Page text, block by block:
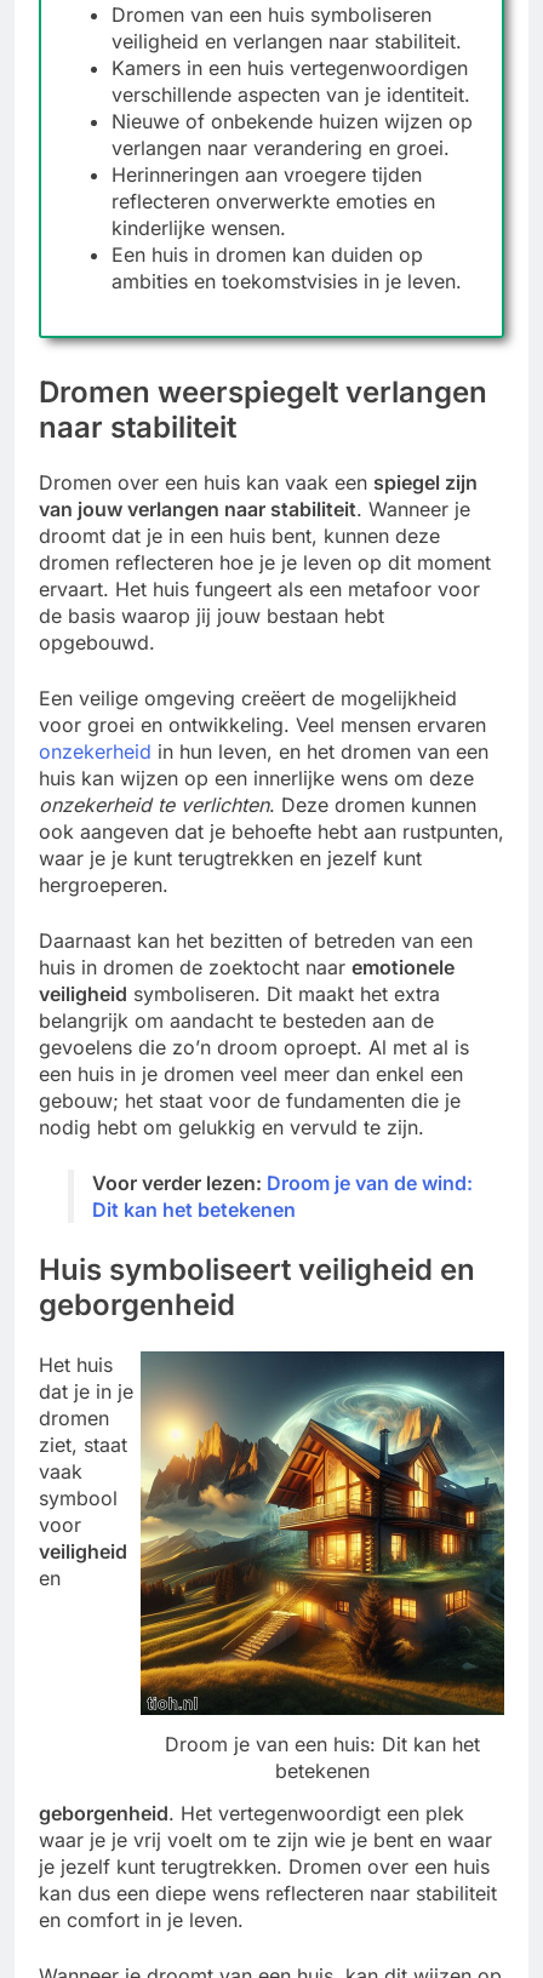
Dromen van een huis symboliseren
veiligheid en verlangen naar stabiliteit.
Kamers in een huis vertegenwoordigen
verschillende aspecten van je identiteit.
Nieuwe of onbekende huizen wijzen op
verlangen naar verandering en groei.
Herinneringen aan vroegere tijden
reflecteren onverwerkte emoties en
kinderlijke wensen.
Een huis in dromen kan duiden op
ambities en toekomstvisies in je leven.
Dromen weerspiegelt verlangen
naar stabiliteit
Dromen over een huis kan vaak een spiegel zijn
van jouw verlangen naar stabiliteit. Wanneer je
droomt dat je in een huis bent, kunnen deze
dromen reflecteren hoe je je leven op dit moment
ervaart. Het huis fungeert als een metafoor voor
de basis waarop jij jouw bestaan hebt
opgebouwd.
Een veilige omgeving creëert de mogelijkheid
voor groei en ontwikkeling. Veel mensen ervaren
onzekerheid in hun leven, en het dromen van een
huis kan wijzen op een innerlijke wens om deze
onzekerheid te verlichten. Deze dromen kunnen
ook aangeven dat je behoefte hebt aan rustpunten,
waar je je kunt terugtrekken en jezelf kunt
hergroeperen.
Daarnaast kan het bezitten of betreden van een
huis in dromen de zoektocht naar emotionele
veiligheid symboliseren. Dit maakt het extra
belangrijk om aandacht te besteden aan de
gevoelens die zo’n droom oproept. Al met al is
een huis in je dromen veel meer dan enkel een
gebouw; het staat voor de fundamenten die je
nodig hebt om gelukkig en vervuld te zijn.
Voor verder lezen: Droom je van de wind:
Dit kan het betekenen
Huis symboliseert veiligheid en
geborgenheid
Droom je van een huis: Dit kan het
betekenen
Het huis
dat je in je
dromen
ziet, staat
vaak
symbool
voor
veiligheid
en
geborgenheid. Het vertegenwoordigt een plek
waar je je vrij voelt om te zijn wie je bent en waar
je jezelf kunt terugtrekken. Dromen over een huis
kan dus een diepe wens reflecteren naar stabiliteit
en comfort in je leven.